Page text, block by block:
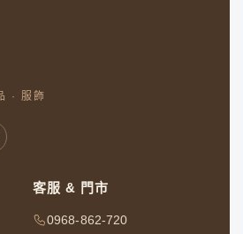
· 服飾
客服 & 門市
0968-862-720